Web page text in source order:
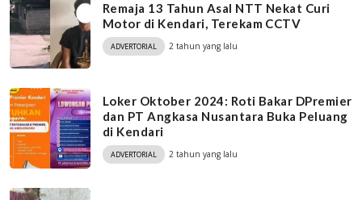
Remaja 13 Tahun Asal NTT Nekat Curi
Motor di Kendari, Terekam CCTV
ADVERTORIAL 2 tahun yang lalu
Loker Oktober 2024: Roti Bakar DPremier
dan PT Angkasa Nusantara Buka Peluang
di Kendari
ADVERTORIAL 2 tahun yang lalu